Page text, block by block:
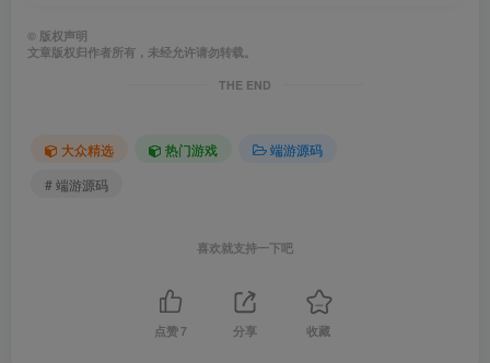
© 版权声明
文章版权归作者所有，未经允许请勿转载。
THE END
大众精选 热门游戏
端游源码
# 端游源码
喜欢就支持一下吧
点赞7 分享 收藏